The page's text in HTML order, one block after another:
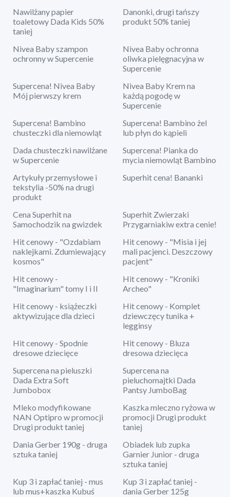
Nawilżany papier
toaletowy Dada Kids 50%
taniej
Danonki, drugi tańszy
produkt 50% taniej
Nivea Baby szampon
ochronny w Supercenie
Nivea Baby ochronna
oliwka pielęgnacyjna w
Supercenie
Supercena! Nivea Baby
Mój pierwszy krem
Nivea Baby Krem na
każdą pogodę w
Supercenie
Supercena! Bambino
chusteczki dla niemowląt
Supercena! Bambino żel
lub płyn do kąpieli
Dada chusteczki nawilżane
w Supercenie
Supercena! Pianka do
mycia niemowląt Bambino
Artykuły przemysłowe i
tekstylia -50% na drugi
produkt
Superhit cena! Bananki
Cena Superhit na
Samochodzik na gwizdek
Superhit Zwierzaki
Przygarniakiw extra cenie!
Hit cenowy - "Ozdabiam
naklejkami. Zdumiewający
kosmos"
Hit cenowy - "Misia i jej
mali pacjenci. Deszczowy
pacjent"
Hit cenowy -
"Imaginarium" tomy I i II
Hit cenowy - "Kroniki
Archeo"
Hit cenowy - książeczki
aktywizujące dla dzieci
Hit cenowy - Komplet
dziewczęcy tunika +
legginsy
Hit cenowy - Spodnie
dresowe dziecięce
Hit cenowy - Bluza
dresowa dziecięca
Supercena na pieluszki
Dada Extra Soft
Jumbobox
Supercena na
pieluchomajtki Dada
Pantsy JumboBag
Mleko modyfikowane
NAN Optipro w promocji
Drugi produkt taniej
Kaszka mleczno ryżowa w
promocji Drugi produkt
taniej
Dania Gerber 190g - druga
sztuka taniej
Obiadek lub zupka
Garnier Junior - druga
sztuka taniej
Kup 3 i zapłać taniej - mus
lub mus+kaszka Kubuś
Kup 3 i zapłać taniej -
dania Gerber 125g